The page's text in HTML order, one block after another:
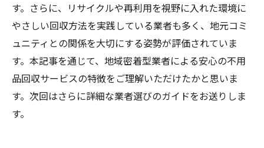
す。さらに、リサイクルや再利用を視野に入れた環境に
やさしい回収方法を実践している業者も多く、地元コミ
ュニティとの関係を大切にする姿勢が評価されていま
す。本記事を通じて、地域密着型業者による安心の不用
品回収サービスの特徴をご理解いただけたかと思いま
す。次回はさらに詳細な業者選びのガイドをお送りしま
す。